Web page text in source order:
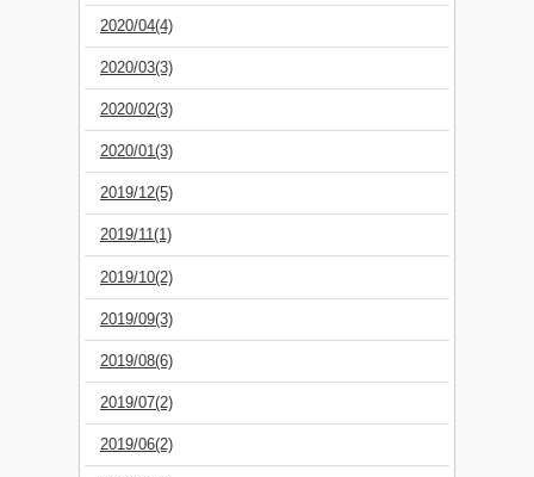
2020/04(4)
2020/03(3)
2020/02(3)
2020/01(3)
2019/12(5)
2019/11(1)
2019/10(2)
2019/09(3)
2019/08(6)
2019/07(2)
2019/06(2)